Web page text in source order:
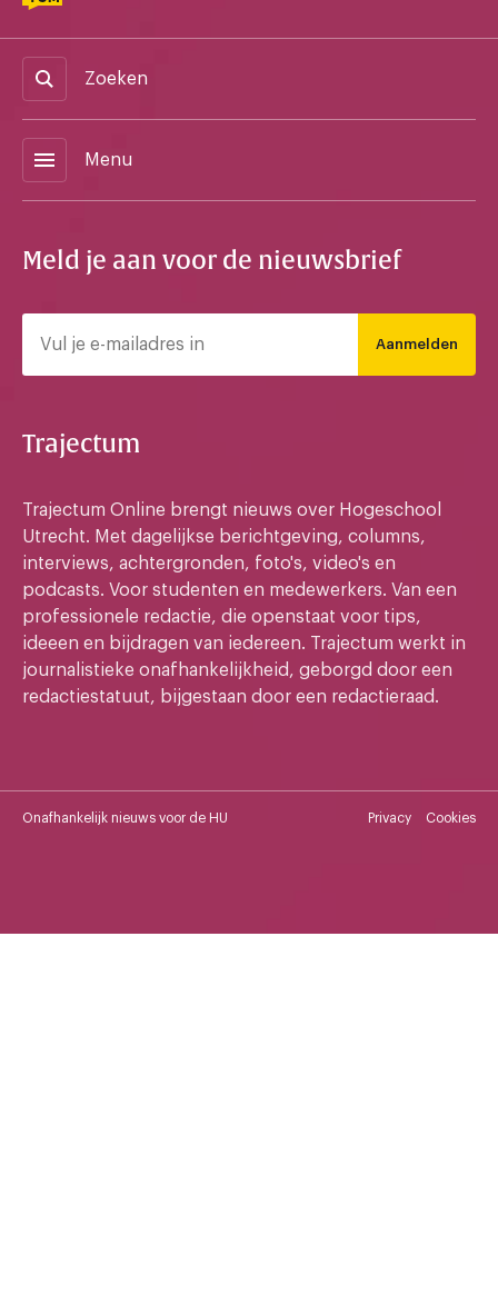
Zoeken
menu Menu
Meld je aan voor de nieuwsbrief
Aanmelden
Trajectum
Trajectum Online brengt nieuws over Hogeschool
Utrecht. Met dagelijkse berichtgeving, columns,
interviews, achtergronden, foto's, video's en
podcasts. Voor studenten en medewerkers. Van een
professionele redactie, die openstaat voor tips,
ideeen en bijdragen van iedereen. Trajectum werkt in
journalistieke onafhankelijkheid, geborgd door een
redactiestatuut, bijgestaan door een redactieraad.
Onafhankelijk nieuws voor de HU Privacy Cookies